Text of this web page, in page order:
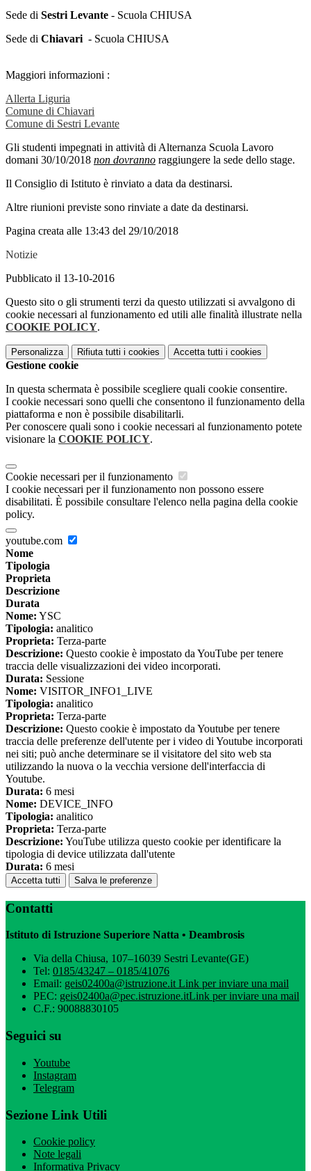
Sede di Sestri Levante - Scuola CHIUSA
Sede di Chiavari - Scuola CHIUSA
Maggiori informazioni :
Allerta Liguria
Comune di Chiavari
Comune di Sestri Levante
Gli studenti impegnati in attività di Alternanza Scuola Lavoro
domani 30/10/2018 non dovranno raggiungere la sede dello stage.
Il Consiglio di Istituto è rinviato a data da destinarsi.
Altre riunioni previste sono rinviate a date da destinarsi.
Pagina creata alle 13:43 del 29/10/2018
Notizie
Pubblicato il 13-10-2016
Questo sito o gli strumenti terzi da questo utilizzati si avvalgono di
cookie necessari al funzionamento ed utili alle finalità illustrate nella
COOKIE POLICY.
Personalizza Rifiuta tutti i cookies Accetta tutti i cookies
Gestione cookie
In questa schermata è possibile scegliere quali cookie consentire.
I cookie necessari sono quelli che consentono il funzionamento della
piattaforma e non è possibile disabilitarli.
Per conoscere quali sono i cookie necessari al funzionamento potete
visionare la COOKIE POLICY.
Cookie necessari per il funzionamento
I cookie necessari per il funzionamento non possono essere
disabilitati. È possibile consultare l'elenco nella pagina della cookie
policy.
youtube.com
Nome
Tipologia
Proprieta
Descrizione
Durata
Nome: YSC
Tipologia: analitico
Proprieta: Terza-parte
Descrizione: Questo cookie è impostato da YouTube per tenere
traccia delle visualizzazioni dei video incorporati.
Durata: Sessione
Nome: VISITOR_INFO1_LIVE
Tipologia: analitico
Proprieta: Terza-parte
Descrizione: Questo cookie è impostato da Youtube per tenere
traccia delle preferenze dell'utente per i video di Youtube incorporati
nei siti; può anche determinare se il visitatore del sito web sta
utilizzando la nuova o la vecchia versione dell'interfaccia di
Youtube.
Durata: 6 mesi
Nome: DEVICE_INFO
Tipologia: analitico
Proprieta: Terza-parte
Descrizione: YouTube utilizza questo cookie per identificare la
tipologia di device utilizzata dall'utente
Durata: 6 mesi
Accetta tutti Salva le preferenze
Contatti
Istituto di Istruzione Superiore Natta • Deambrosis
Via della Chiusa, 107–16039 Sestri Levante(GE)
Tel: 0185/43247 – 0185/41076
Email: geis02400a@istruzione.itLink per inviare una mail
PEC: geis02400a@pec.istruzione.itLink per inviare una mail
C.F.: 90088830105
Seguici su
Youtube
Instagram
Telegram
Sezione Link Utili
Cookie policy
Note legali
Informativa Privacy